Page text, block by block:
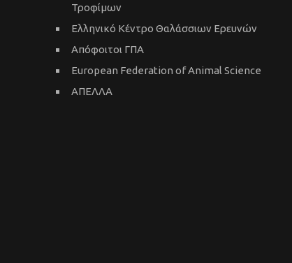
Τροφίμων
Ελληνικό Κέντρο Θαλάσσιων Ερευνών
Απόφοιτοι ΓΠΑ
European Federation of Animal Science
ΑΠΕΛΛΑ